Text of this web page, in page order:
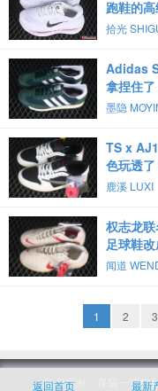
跑鞋的
拾光
Adidas
拿捏住
墨隐
TS x
色玩透
鹿溪 LUXI
权志龙
足球鞋
闻道
1 2 3
版权所有，保留一切权利
返回首页 最新